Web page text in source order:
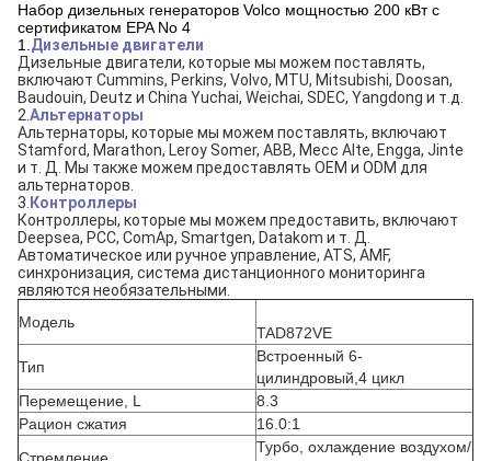
Набор дизельных генераторов Volco мощностью 200 кВт с
сертификатом EPA No 4
1. Дизельные двигатели
Дизельные двигатели, которые мы можем поставлять,
включают Cummins, Perkins, Volvo, MTU, Mitsubishi, Doosan,
Baudouin, Deutz и China Yuchai, Weichai, SDEC, Yangdong и т.д.
2. Альтернаторы
Альтернаторы, которые мы можем поставлять, включают
Stamford, Marathon, Leroy Somer, ABB, Mecc Alte, Engga, Jinte
и т. Д. Мы также можем предоставлять OEM и ODM для
альтернаторов.
3. Контроллеры
Контроллеры, которые мы можем предоставить, включают
Deepsea, PCC, ComAp, Smartgen, Datakom и т. Д.
Автоматическое или ручное управление, ATS, AMF,
синхронизация, система дистанционного мониторинга
являются необязательными.
Модель
TAD872VE
Тип
Встроенный 6-
цилиндровый,4 цикл
Перемещение, L
8.3
Рацион сжатия
16.0:1
Турбо, охлаждение воздухом/